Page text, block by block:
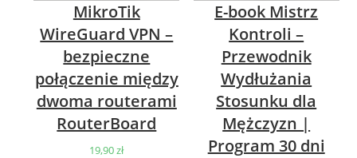
MikroTik
WireGuard VPN –
bezpieczne
połączenie między
dwoma routerami
RouterBoard
19,90zł
E-book Mistrz
Kontroli –
Przewodnik
Wydłużania
Stosunku dla
Mężczyzn |
Program 30 dni